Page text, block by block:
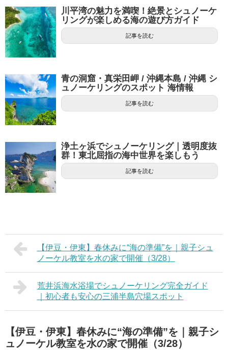
川平湾の魅力を満喫！絶景とシュノーケ
リングが楽しめる海の遊び方ガイド
記事を読む
青の洞窟・真栄田岬 / 沖縄本島 / 沖縄 シ
ュノーケリングのスポット 海情報
記事を読む
浄土ヶ浜でシュノーケリング｜透明度抜
群！東北屈指の海中世界を楽しもう
記事を読む
【伊豆・伊東】春休みに“海の準備”を｜親子シュ
ノーケル教室を水の家で開催（3/28）
荒井浜海水浴場でシュノーケリング完全ガイド
｜初心者も安心の三浦半島穴場スポット
【伊豆・伊東】春休みに“海の準備”を｜親子シ
ュノーケル教室を水の家で開催（3/28）